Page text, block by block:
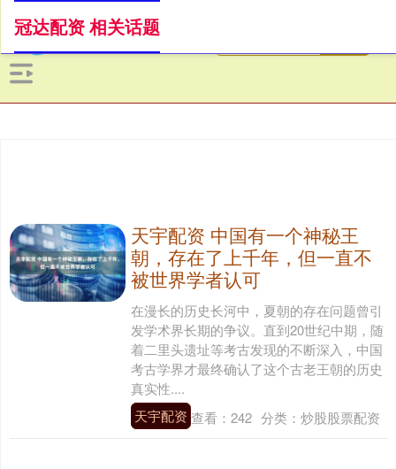
冠达配资 相关话题
天宇配资 中国有一个神秘王
朝，存在了上千年，但一直不
被世界学者认可
在漫长的历史长河中，夏朝的存在问题曾引
发学术界长期的争议。直到20世纪中期，随
着二里头遗址等考古发现的不断深入，中国
考古学界才最终确认了这个古老王朝的历史
真实性....
天宇配资 查看： 242 分类： 炒股股票配资